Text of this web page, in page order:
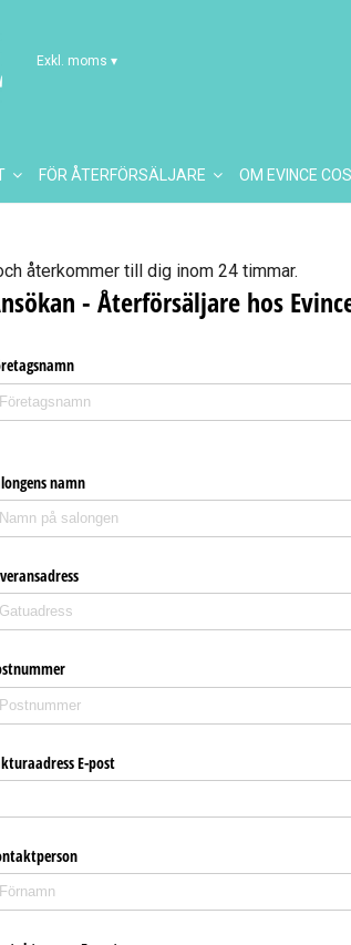
återkommer till dig inom 24 timmar.
Exkl. moms▾
FÖR ÅTERFÖRSÄLJARE OM EVINCE